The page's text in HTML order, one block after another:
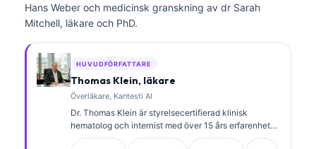
Hans Weber och medicinsk granskning av dr Sarah
Mitchell, läkare och PhD.
HUVUDFÖRFATTARE
Thomas Klein, läkare
Överläkare, Kantesti AI
Dr. Thomas Klein är styrelsecertifierad klinisk
hematolog och internist med över 15 års erfarenhet
av laboratoriemedicin och AI-assisterad klinisk